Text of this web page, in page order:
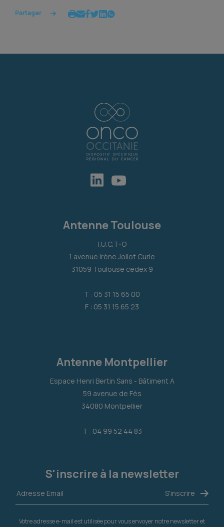
Partager
Antenne Toulouse
I.U.C.T-O
1 avenue Irène Joliot Curie
31059 Toulouse cedex 9
T : 05 31 15 65 00
F : 05 31 15 65 23
Antenne Montpellier
Espace Henri Bertin Sans - Bâtiment A
59 avenue de Fès
34080 Montpellier
T : 04 99 52 44 83
S'inscrire à la newsletter
Votre adresse e-mail est utilisée pour vous envoyer notre newsletter et